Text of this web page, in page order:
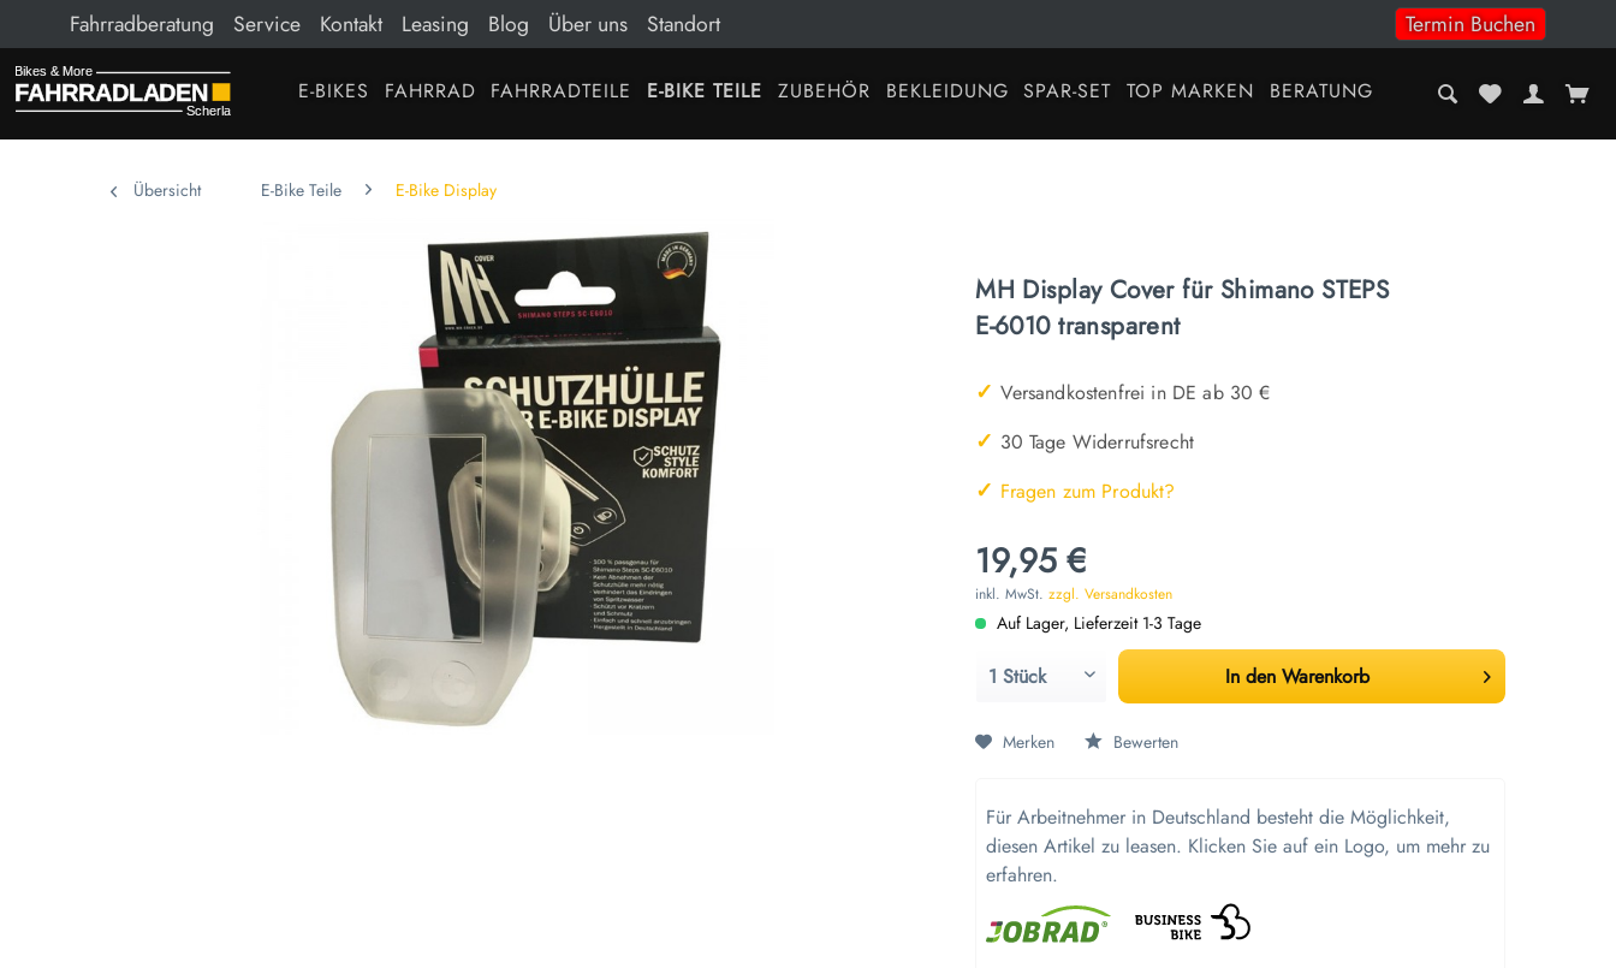
Fahrradberatung Service Kontakt Leasing Blog Über uns Standort Termin Buchen
E-BIKES FAHRRAD FAHRRADTEILE E-BIKE TEILE ZUBEHÖR BEKLEIDUNG SPAR-SET TOP MARKEN BERATUNG
Übersicht E-Bike Teile E-Bike Display
MH Display Cover für Shimano STEPS
E-6010 transparent
✓ Versandkostenfrei in DE ab 30 €
✓ 30 Tage Widerrufsrecht
✓ Fragen zum Produkt?
19,95 €
inkl. MwSt.zzgl. Versandkosten
Auf Lager, Lieferzeit 1-3 Tage
In den Warenkorb
Merken Bewerten
Für Arbeitnehmer in Deutschland besteht die Möglichkeit,
diesen Artikel zu leasen. Klicken Sie auf ein Logo, um mehr zu
erfahren.